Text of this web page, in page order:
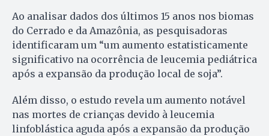
Ao analisar dados dos últimos 15 anos nos biomas
do Cerrado e da Amazônia, as pesquisadoras
identificaram um “um aumento estatisticamente
significativo na ocorrência de leucemia pediátrica
após a expansão da produção local de soja”.
Além disso, o estudo revela um aumento notável
nas mortes de crianças devido à leucemia
linfoblástica aguda após a expansão da produção